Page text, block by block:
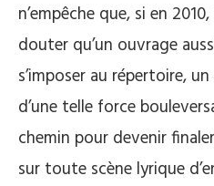
n’empêche que, si en
douter qu’un ouvrage
s’imposer au répertoire,
d’une telle force
chemin pour devenir
sur toute scène lyrique